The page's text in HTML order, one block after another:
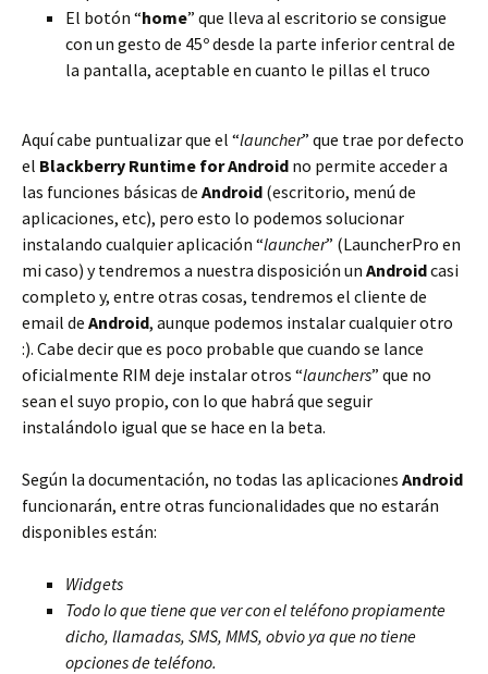
El botón “home” que lleva al escritorio se consigue
con un gesto de 45º desde la parte inferior central de
la pantalla, aceptable en cuanto le pillas el truco
Aquí cabe puntualizar que el “launcher” que trae por defecto
el Blackberry Runtime for Android no permite acceder a
las funciones básicas de Android (escritorio, menú de
aplicaciones, etc), pero esto lo podemos solucionar
instalando cualquier aplicación “launcher” (LauncherPro en
mi caso) y tendremos a nuestra disposición un Androidcasi
completo y, entre otras cosas, tendremos el cliente de
email de Android, aunque podemos instalar cualquier otro
:). Cabe decir que es poco probable que cuando se lance
oficialmente RIM deje instalar otros “launchers” que no
sean el suyo propio, con lo que habrá que seguir
instalándolo igual que se hace en la beta.
Según la documentación, no todas las aplicaciones Android
funcionarán, entre otras funcionalidades que no estarán
disponibles están:
Widgets
Todo lo que tiene que ver con el teléfono propiamente
dicho, llamadas, SMS, MMS, obvio ya que no tiene
opciones de teléfono.